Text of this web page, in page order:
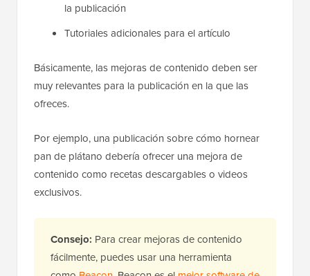
la publicación
Tutoriales adicionales para el artículo
Básicamente, las mejoras de contenido deben ser
muy relevantes para la publicación en la que las
ofreces.
Por ejemplo, una publicación sobre cómo hornear
pan de plátano debería ofrecer una mejora de
contenido como recetas descargables o videos
exclusivos.
Consejo: Para crear mejoras de contenido
fácilmente, puedes usar una herramienta